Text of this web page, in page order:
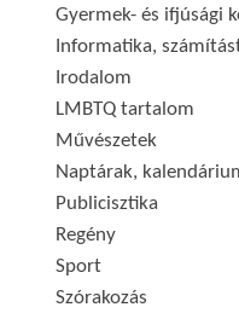
Gyermek- és ifjúsági
Informatika,
Irodalom
LMBTQ tartalom
Művészetek
Naptárak,
Publicisztika
Regény
Sport
Szórakozás